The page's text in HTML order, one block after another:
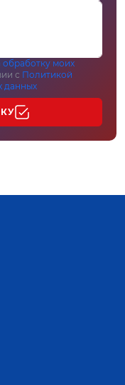
обработку моих
с Политикой
данных